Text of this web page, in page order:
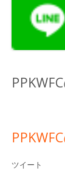
送
イ
ド
ツイート